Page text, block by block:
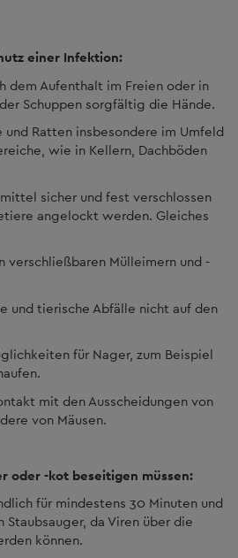
einer Infektion:
dem Aufenthalt im Freien oder in
Schuppen sorgfältig die Hände.
und Ratten insbesondere im Umfeld
wie in Kellern, Dachböden
sicher und fest verschlossen
angelockt werden. Gleiches
verschließbaren Mülleimern und -
und tierische Abfälle nicht auf den
für Nager, zum Beispiel
mit den Ausscheidungen von
von Mäusen.
oder -kot beseitigen müssen:
für mindestens 30 Minuten und
da Viren über die
können.